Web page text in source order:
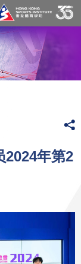
2024年第2